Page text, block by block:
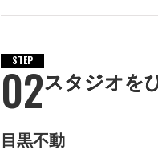
STEP
02スタジオを
目黒不動